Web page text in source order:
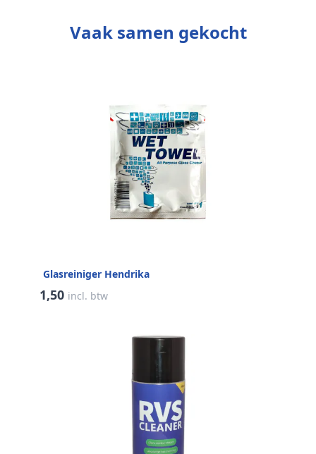
Vaak samen gekocht
Glasreiniger Hendrika
1,50 incl. btw